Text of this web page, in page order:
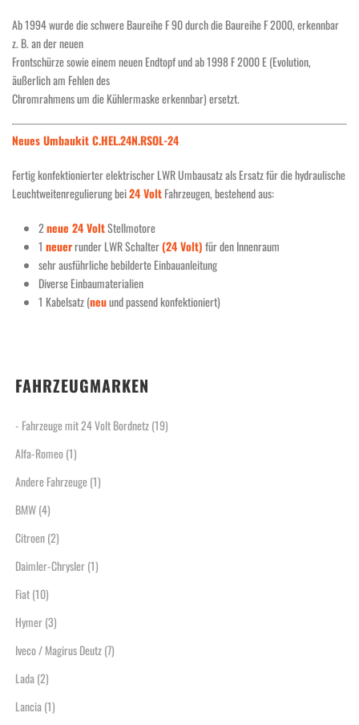
Ab 1994 wurde die schwere Baureihe F 90 durch die Baureihe F 2000, erkennbar
z. B. an der neuen
Frontschürze sowie einem neuen Endtopf und ab 1998 F 2000 E (Evolution,
äußerlich am Fehlen des
Chromrahmens um die Kühlermaske erkennbar) ersetzt.
Neues Umbaukit C.HEL.24N.RSOL-24
Fertig konfektionierter elektrischer LWR Umbausatz als Ersatz für die hydraulische
Leuchtweitenregulierung bei24 VoltFahrzeugen, bestehend aus:
2neue 24 VoltStellmotore
1 neuerrunder LWR Schalter(24 Volt)für den Innenraum
sehr ausführliche bebilderte Einbauanleitung
Diverse Einbaumaterialien
1 Kabelsatz (neuund passend konfektioniert)
FAHRZEUGMARKEN
- Fahrzeuge mit 24 Volt Bordnetz(19)
Alfa-Romeo(1)
Andere Fahrzeuge(1)
BMW(4)
Citroen(2)
Daimler-Chrysler(1)
Fiat(10)
Hymer(3)
Iveco / Magirus Deutz(7)
Lada(2)
Lancia(1)